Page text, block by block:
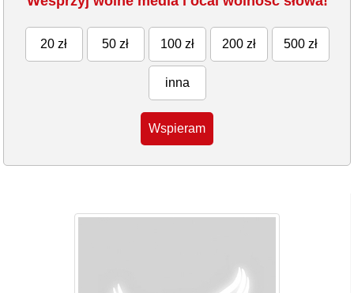
20 zł 50 zł 100 zł 200 zł 500 zł
inna
Wspieram